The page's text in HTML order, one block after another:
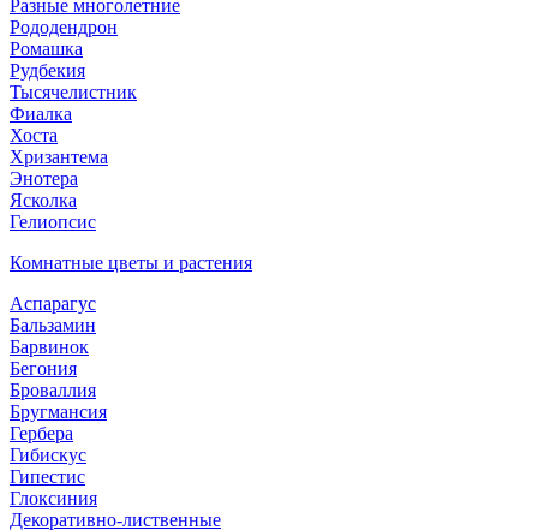
Разные многолетние
Рододендрон
Ромашка
Рудбекия
Тысячелистник
Фиалка
Хоста
Хризантема
Энотера
Ясколка
Гелиопсис
Комнатные цветы и растения
Аспарагус
Бальзамин
Барвинок
Бегония
Броваллия
Бругмансия
Гербера
Гибискус
Гипестис
Глоксиния
Декоративно-лиственные